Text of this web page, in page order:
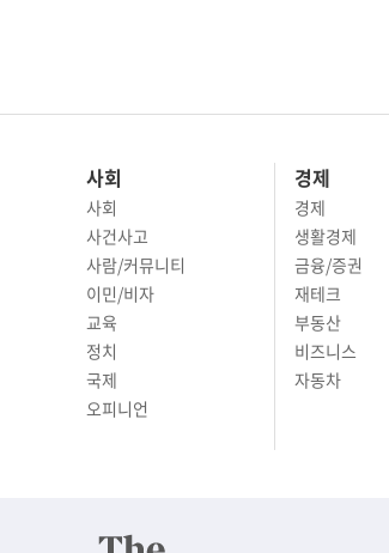
사회
사회
사건사고
사람/커뮤니티
이민/비자
교육
정치
국제
오피니언
경제
경제
생활경제
금융/증권
재테크
부동산
비즈니스
자동차